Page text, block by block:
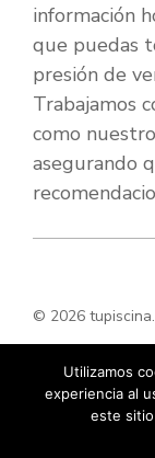
información
que puedas
presión de
Trabajamos
como
asegurando
© 2026
Utilizamos
experiencia al
este